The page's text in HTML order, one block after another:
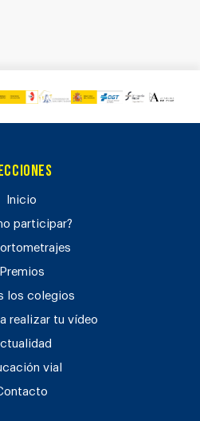
Inicio
participar?
Premios
los colegios
realizar tu vídeo
vial